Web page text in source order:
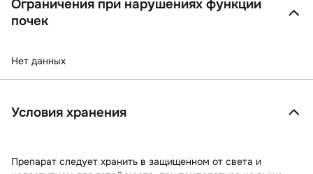
Ограничения при нарушениях функции
почек
Нет данных
Условия хранения
Препарат следует хранить в защищенном от света и